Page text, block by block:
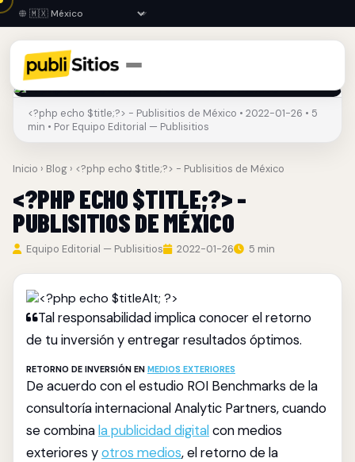
<?php echo $title;?> - Publisitios de México • 2022-01-26 • 5
min • Por Equipo Editorial — Publisitios
Inicio › Blog › <?php echo $title;?> - Publisitios de México
<?PHP ECHO $TITLE;?> -
PUBLISITIOS DE MÉXICO
Equipo Editorial — Publisitios 2022-01-26 5 min
Tal responsabilidad implica conocer el retorno
de tu inversión y entregar resultados óptimos.
RETORNO DE INVERSIÓN EN MEDIOS EXTERIORES
De acuerdo con el estudio ROI Benchmarks de la
consultoría internacional Analytic Partners, cuando
se combinala publicidad digitalcon medios
exteriores yotros medios, el retorno de la